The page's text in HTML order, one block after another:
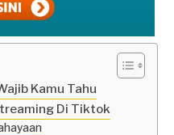
Kamu Tahu
Di Tiktok